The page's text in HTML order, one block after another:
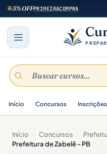
5% OFFPRIMEIRACOMPRA
Início Concursos Inscrições
Início › Concursos ›
Prefeitura de Zabelê - PB